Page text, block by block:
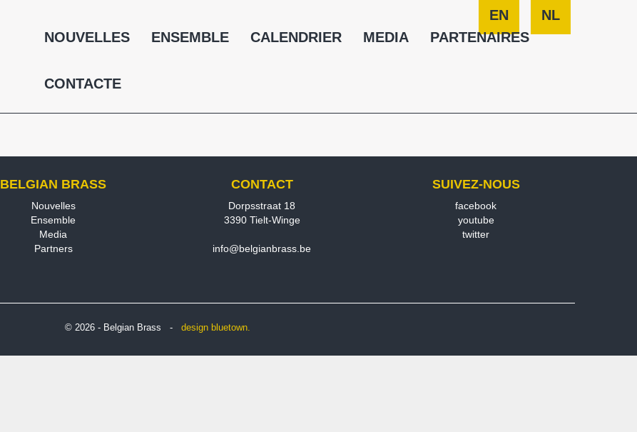
EN
NL
NOUVELLES
ENSEMBLE CALENDRIER MEDIA PARTENAIRES
CONTACTE
BELGIAN BRASS
Nouvelles
Ensemble
Media
Partners
CONTACT
Dorpsstraat 18
3390 Tielt-Winge
info@belgianbrass.be
SUIVEZ-NOUS
facebook
youtube
twitter
© 2026 - Belgian Brass - design bluetown.